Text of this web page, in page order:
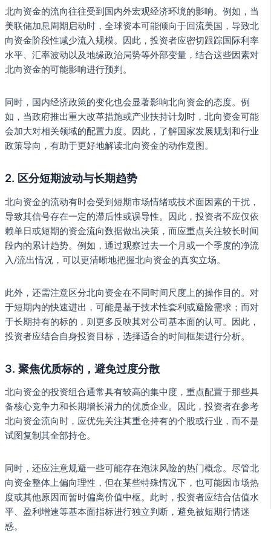
北向资金的流向往往受到国内外宏观经济环境的影响。例如，当
美联储加息周期启动时，全球资本可能倾向于回流美国，导致北
向资金阶段性减少流入规模。因此，投资者应密切跟踪国际利率
水平、汇率波动以及地缘政治局势等外部变量，结合这些因素对
北向资金的可能影响进行预判。
同时，国内经济政策的变化也会显著影响北向资金的态度。例
如，当政府推出重大改革措施或产业扶持计划时，北向资金可能
会加大对相关领域的配置力度。因此，了解国家发展规划和行业
政策导向，有助于更好地解读北向资金的动作意图。
2. 区分短期波动与长期趋势
北向资金的流动有时会受到短期市场情绪或技术面因素的干扰，
导致其信号存在一定的滞后性或误导性。因此，投资者不应仅依
赖单日或短期的资金流向数据做出决策，而应重点关注较长时间
段内的累计趋势。例如，通过观察过去一个月或一个季度的净流
入/流出情况，可以更清晰地把握北向资金的真实立场。
此外，还需注意区分北向资金在不同时间尺度上的操作目的。对
于短期内的快速进出，可能是基于技术性套利或避险需求；而对
于长期持有的标的，则更多反映其对公司基本面的认可。因此，
投资者应结合自身投资目标，选择适合的时间框架进行分析。
3. 聚焦优质标的，避免过度分散
北向资金的投资组合通常具有较高的集中度，重点配置于那些具
备核心竞争力和长期增长潜力的优质企业。因此，投资者在参考
北向资金流向时，应优先关注其重仓持有的个股或行业，而不是
试图复制其全部持仓。
同时，还应注意规避一些可能存在泡沫风险的热门概念。尽管北
向资金整体上偏向理性，但在某些特殊情况下，也可能因市场热
度或其他原因而暂时偏离价值中枢。此时，投资者应结合估值水
平、盈利增速等基本面指标进行独立判断，避免被短期行情迷
惑。